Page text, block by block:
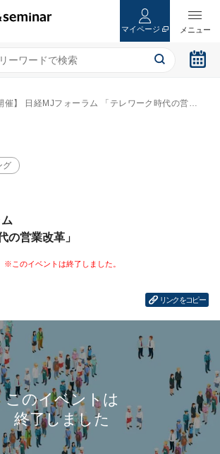
マイページ
催】 日経MJフォーラム 「テレワーク時代の営業改革」
グ
の営業改革」
リンクをコピー